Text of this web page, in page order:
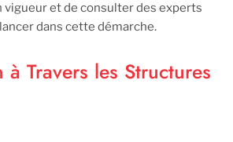
et de consulter des experts
dans cette démarche.
Travers les Structures